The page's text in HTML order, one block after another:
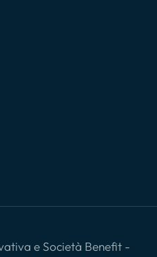
e Società Benefit -